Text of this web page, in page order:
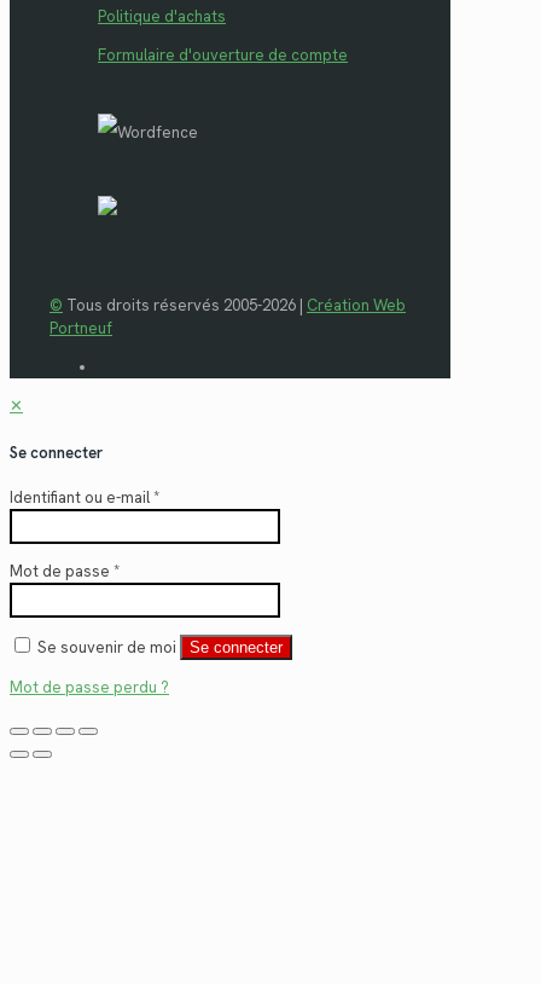
Politique d'achats
Formulaire d'ouverture de compte
© Tous droits réservés 2005-2026 | Création Web
Portneuf
✕
Se connecter
Identifiant ou e-mail*
Mot de passe *
Se souvenir de moi Se connecter
Mot de passe perdu ?